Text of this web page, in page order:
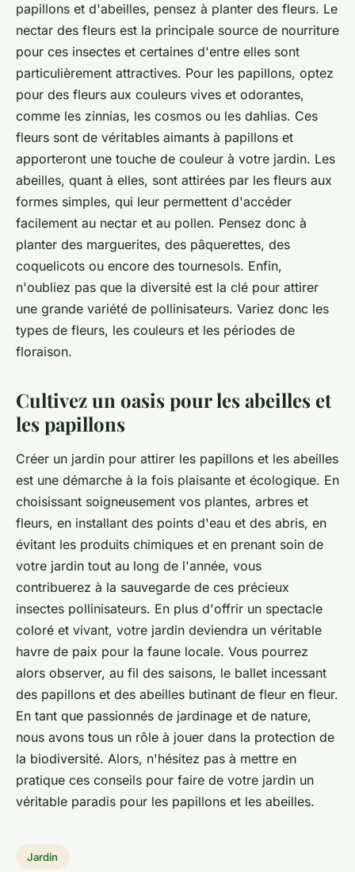
papillons et d'abeilles, pensez à planter des fleurs. Le
nectar des fleurs est la principale source de nourriture
pour ces insectes et certaines d'entre elles sont
particulièrement attractives. Pour les papillons, optez
pour des fleurs aux couleurs vives et odorantes,
comme les zinnias, les cosmos ou les dahlias. Ces
fleurs sont de véritables aimants à papillons et
apporteront une touche de couleur à votre jardin. Les
abeilles, quant à elles, sont attirées par les fleurs aux
formes simples, qui leur permettent d'accéder
facilement au nectar et au pollen. Pensez donc à
planter des marguerites, des pâquerettes, des
coquelicots ou encore des tournesols. Enfin,
n'oubliez pas que la diversité est la clé pour attirer
une grande variété de pollinisateurs. Variez donc les
types de fleurs, les couleurs et les périodes de
floraison.
Cultivez un oasis pour les abeilles et
les papillons
Créer un jardin pour attirer les papillons et les abeilles
est une démarche à la fois plaisante et écologique. En
choisissant soigneusement vos plantes, arbres et
fleurs, en installant des points d'eau et des abris, en
évitant les produits chimiques et en prenant soin de
votre jardin tout au long de l'année, vous
contribuerez à la sauvegarde de ces précieux
insectes pollinisateurs. En plus d'offrir un spectacle
coloré et vivant, votre jardin deviendra un véritable
havre de paix pour la faune locale. Vous pourrez
alors observer, au fil des saisons, le ballet incessant
des papillons et des abeilles butinant de fleur en fleur.
En tant que passionnés de jardinage et de nature,
nous avons tous un rôle à jouer dans la protection de
la biodiversité. Alors, n'hésitez pas à mettre en
pratique ces conseils pour faire de votre jardin un
véritable paradis pour les papillons et les abeilles.
Jardin